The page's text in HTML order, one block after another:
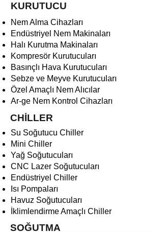
KURUTUCU
Nem Alma Cihazları
Endüstriyel Nem Makinaları
Halı Kurutma Makinaları
Kompresör Kurutucuları
Basınçlı Hava Kurutucuları
Sebze ve Meyve Kurutucuları
Özel Amaçlı Nem Alıcılar
Ar-ge Nem Kontrol Cihazları
CHİLLER
Su Soğutucu Chiller
Mini Chiller
Yağ Soğutucuları
CNC Lazer Soğutucuları
Endüstriyel Chiller
Isı Pompaları
Havuz Soğutucuları
İklimlendirme Amaçlı Chiller
SOĞUTMA